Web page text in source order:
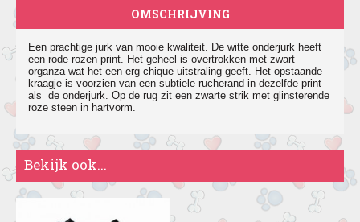
OMSCHRIJVING
Een prachtige jurk van mooie kwaliteit. De witte onderjurk heeft
een rode rozen print. Het geheel is overtrokken met zwart
organza wat het een erg chique uitstraling geeft. Het opstaande
kraagje is voorzien van een subtiele rucherand in dezelfde print
als de onderjurk. Op de rug zit een zwarte strik met glinsterende
roze steen in hartvorm.
Bekijk ook...